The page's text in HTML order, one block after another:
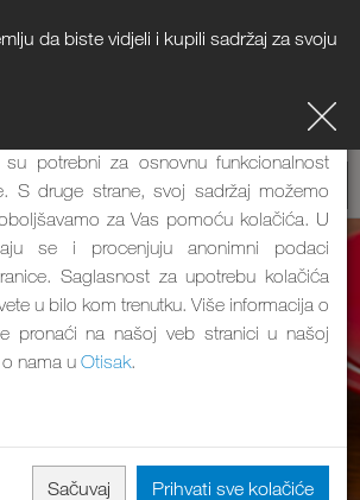
da biste vidjeli i kupili sadržaj za svoju
kolačiće. Oni imaju dve funkcije: S
potrebni za osnovnu funkcionalnost
S druge strane, svoj sadržaj možemo
za Vas pomoću kolačića. U
se i procenjuju anonimni podaci
Saglasnost za upotrebu kolačića
u bilo kom trenutku. Više informacija o
pronaći na našoj veb stranici u našoj
o nama u Otisak.
Sačuvaj Prihvati sve kolačiće